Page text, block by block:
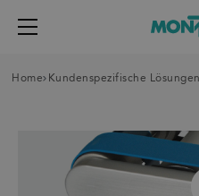
Home Kundenspezifische Lösungen